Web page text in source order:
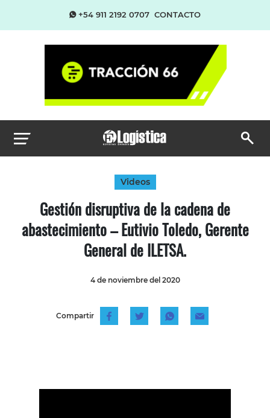
+54 911 2192 0707 CONTACTO
Videos
Gestión disruptiva de la cadena de
abastecimiento – Eutivio Toledo, Gerente
General de ILETSA.
4 de noviembre del 2020
Compartir